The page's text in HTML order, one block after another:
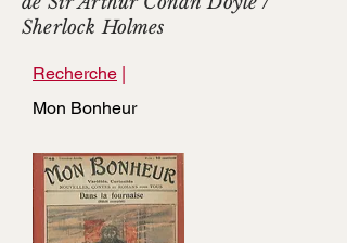
Sherlock Holmes
Recherche |
Mon Bonheur